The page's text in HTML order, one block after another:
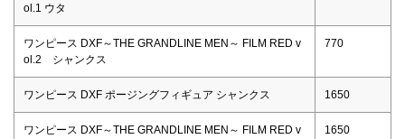
ol.1 ウタ
ワンピース DXF～THE GRANDLINE MEN～ FILM RED v
ol.2 シャンクス
770
ワンピース DXF ポージングフィギュア シャンクス 1650
ワンピース DXF～THE GRANDLINE MEN～ FILM RED v
1650